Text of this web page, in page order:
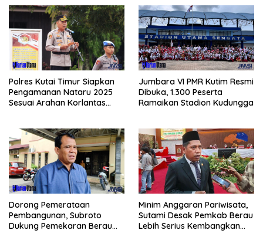
Polres Kutai Timur Siapkan
Pengamanan Nataru 2025
Sesuai Arahan Korlantas
Jumbara VI PMR Kutim Resmi
Dibuka, 1.300 Peserta
Ramaikan Stadion Kudungga
Dorong Pemerataan
Pembangunan, Subroto
Dukung Pemekaran Berau
Minim Anggaran Pariwisata,
Sutami Desak Pemkab Berau
Lebih Serius Kembangkan